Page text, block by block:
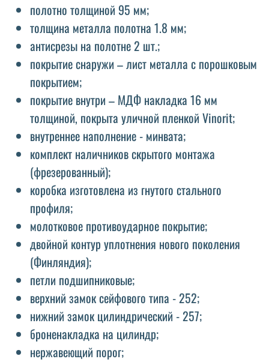
полотно толщиной 95 мм;
толщина металла полотна 1.8 мм;
антисрезы на полотне 2 шт.;
покрытие снаружи – лист металла с порошковым
покрытием;
покрытие внутри – МДФ накладка 16 мм
толщиной, покрыта уличной пленкой Vinorit;
внутреннее наполнение - минвата;
комплект наличников скрытого монтажа
(фрезерованный);
коробка изготовлена ​​из гнутого стального
профиля;
молотковое противоударное покрытие;
двойной контур уплотнения нового поколения
(Финляндия);
петли подшипниковые;
верхний замок сейфового типа - 252;
нижний замок цилиндрический - 257;
броненакладка на цилиндр;
нержавеющий порог;